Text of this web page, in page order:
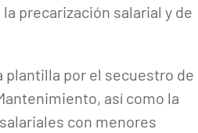
precarización salarial y de
plantilla por el secuestro de
así como la
con menores